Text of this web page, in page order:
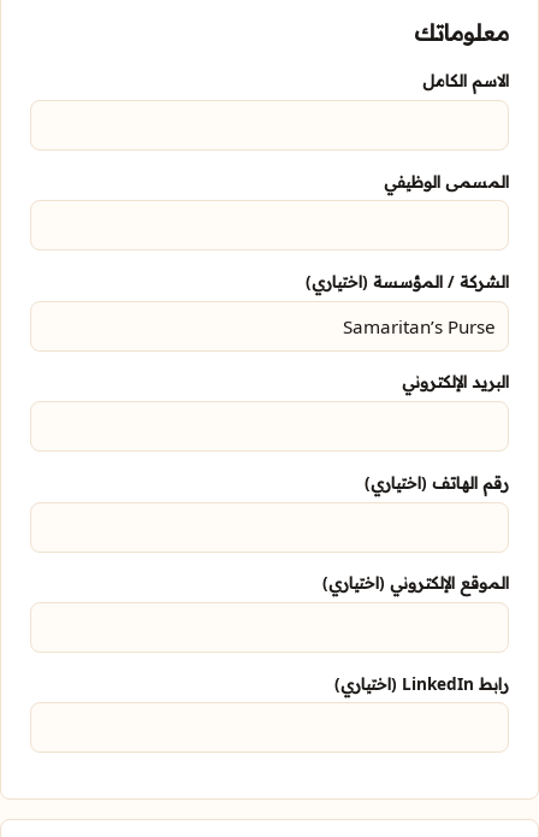
معلوماتك
الاسم الكامل
المسمى الوظيفي
الشركة / المؤسسة (اختياري)
البريد الإلكتروني
رقم الهاتف (اختياري)
الموقع الإلكتروني (اختياري)
رابط LinkedIn (اختياري)